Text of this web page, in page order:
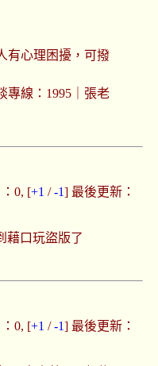
有心理困擾，可撥
專線：1995｜張老
0, [+1 /-1] 最後更新：
藉口玩盜版了
0, [+1 /-1] 最後更新：